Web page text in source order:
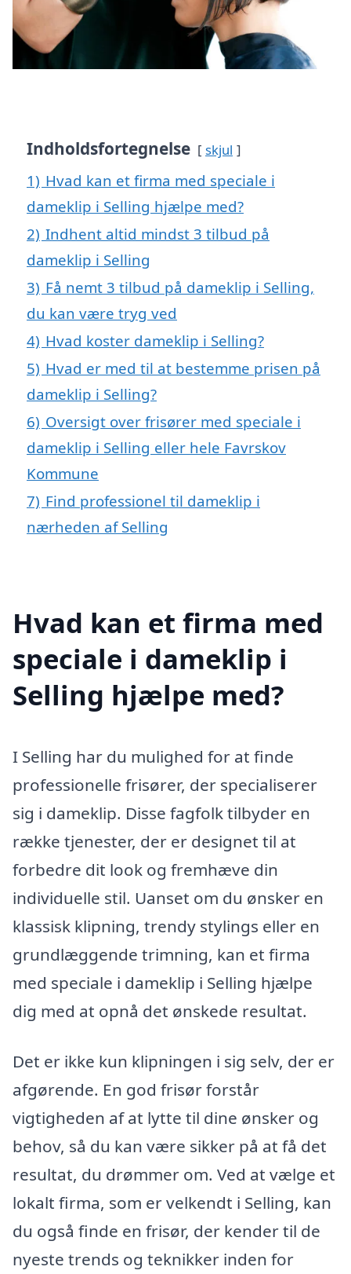
Indholdsfortegnelse skjul
1) Hvad kan et firma med speciale i
dameklip i Selling hjælpe med?
2) Indhent altid mindst 3 tilbud på
dameklip i Selling
3) Få nemt 3 tilbud på dameklip i Selling,
du kan være tryg ved
4) Hvad koster dameklip i Selling?
5) Hvad er med til at bestemme prisen på
dameklip i Selling?
6) Oversigt over frisører med speciale i
dameklip i Selling eller hele Favrskov
Kommune
7) Find professionel til dameklip i
nærheden af Selling
Hvad kan et firma med
speciale i dameklip i
Selling hjælpe med?
I Selling har du mulighed for at finde
professionelle frisører, der specialiserer
sig i dameklip. Disse fagfolk tilbyder en
række tjenester, der er designet til at
forbedre dit look og fremhæve din
individuelle stil. Uanset om du ønsker en
klassisk klipning, trendy stylings eller en
grundlæggende trimning, kan et firma
med speciale i dameklip i Selling hjælpe
dig med at opnå det ønskede resultat.
Det er ikke kun klipningen i sig selv, der er
afgørende. En god frisør forstår
vigtigheden af at lytte til dine ønsker og
behov, så du kan være sikker på at få det
resultat, du drømmer om. Ved at vælge et
lokalt firma, som er velkendt i Selling, kan
du også finde en frisør, der kender til de
nyeste trends og teknikker inden for